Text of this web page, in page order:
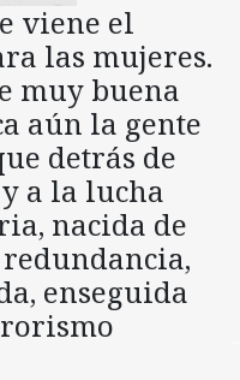
viene el
las mujeres.
muy buena
aún la gente
detrás de
a la lucha
nacida de
enseguida